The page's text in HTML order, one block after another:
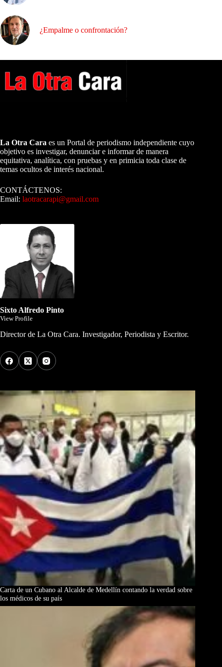
¿Empalme o confrontación?
La Otra Cara es un Portal de periodismo independiente cuyo
objetivo es investigar, denunciar e informar de manera
equitativa, analítica, con pruebas y en primicia toda clase de
temas ocultos de interés nacional.
CONTÁCTENOS:
Email: laotracarapi@gmail.com
Sixto Alfredo Pinto
View Profile
Director de La Otra Cara. Investigador, Periodista y Escritor.
Carta de un Cubano al Alcalde de Medellín contando la verdad sobre
los médicos de su país